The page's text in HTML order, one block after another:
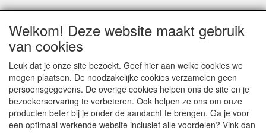
Voornaam
Achternaam
E-mail
Welkom! Deze website maakt gebruik
van cookies
Leuk dat je onze site bezoekt. Geef hier aan welke cookies we
mogen plaatsen. De noodzakelijke cookies verzamelen geen
persoonsgegevens. De overige cookies helpen ons de site en je
bezoekerservaring te verbeteren. Ook helpen ze ons om onze
producten beter bij je onder de aandacht te brengen. Ga je voor
een optimaal werkende website inclusief alle voordelen? Vink dan